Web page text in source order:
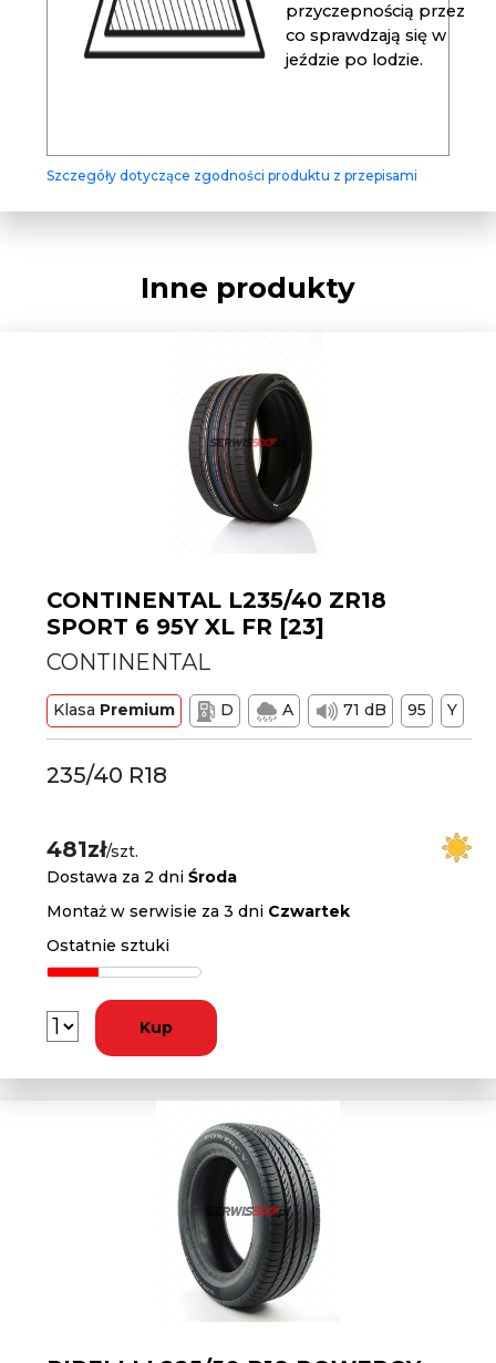
przyczepnością przez
co sprawdzają się w
jeździe po lodzie.
Szczegóły dotyczące zgodności produktu z przepisami
Inne produkty
CONTINENTAL L235/40 ZR18
SPORT 6 95Y XL FR [23]
CONTINENTAL
Klasa Premium D A 71 dB 95 Y
235/40 R18
481zł/szt.
Dostawa za 2 dniŚroda
Montaż w serwisie za 3 dni Czwartek
Ostatnie sztuki
Kup